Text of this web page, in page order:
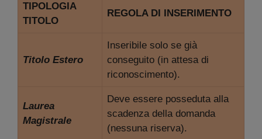
TIPOLOGIA
TITOLO
REGOLA DI INSERIMENTO
Titolo Estero
Inseribile solo se già
conseguito (in attesa di
riconoscimento).
Laurea
Magistrale
Deve essere posseduta alla
scadenza della domanda
(nessuna riserva).